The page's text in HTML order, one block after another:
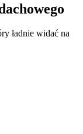
ładnie widać na